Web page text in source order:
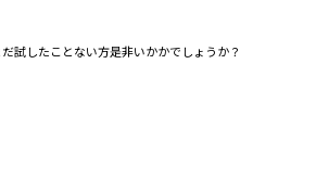
試したことない方是非いかかでしょうか？